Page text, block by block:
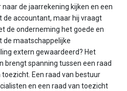
de jaarrekening kijken en een
de accountant, maar hij vraagt
de onderneming het goede en
de maatschappelijke
extern gewaardeerd? Het
brengt spanning tussen een raad
Een raad van bestuur
en een raad van toezicht